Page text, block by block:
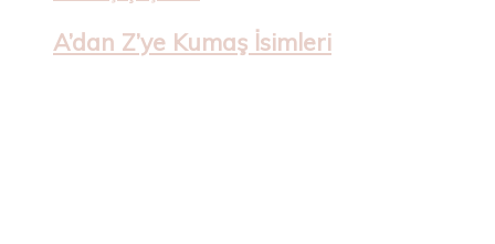
A’dan Z’ye Kumaş İsimleri